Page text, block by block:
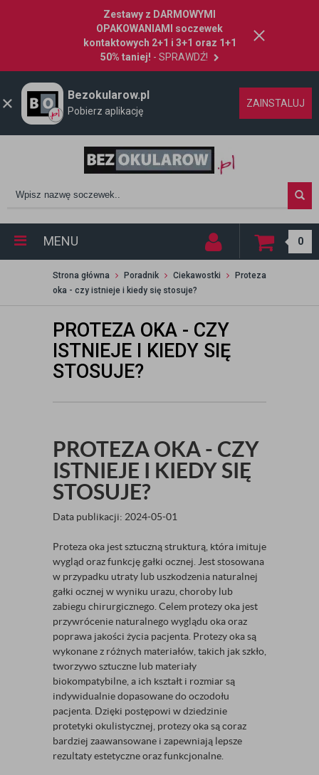
Zestawy z DARMOWYMI
OPAKOWANIAMI soczewek
kontaktowych 2+1 i 3+1 oraz 1+1
50% taniej! - SPRAWDŹ!
Bezokularow.pl
Pobierz aplikację
ZAINSTALUJ
MENU 0
Strona główna Poradnik Ciekawostki
Proteza
oka - czy istnieje i kiedy się stosuje?
PROTEZA OKA - CZY
ISTNIEJE I KIEDY SIĘ
STOSUJE?
PROTEZA OKA - CZY
ISTNIEJE I KIEDY SIĘ
STOSUJE?
Data publikacji: 2024-05-01
Proteza oka jest sztuczną strukturą, która imituje
wygląd oraz funkcję gałki ocznej. Jest stosowana
w przypadku utraty lub uszkodzenia naturalnej
gałki ocznej w wyniku urazu, choroby lub
zabiegu chirurgicznego. Celem protezy oka jest
przywrócenie naturalnego wyglądu oka oraz
poprawa jakości życia pacjenta. Protezy oka są
wykonane z różnych materiałów, takich jak szkło,
tworzywo sztuczne lub materiały
biokompatybilne, a ich kształt i rozmiar są
indywidualnie dopasowane do oczodołu
pacjenta. Dzięki postępowi w dziedzinie
protetyki okulistycznej, protezy oka są coraz
bardziej zaawansowane i zapewniają lepsze
rezultaty estetyczne oraz funkcjonalne.